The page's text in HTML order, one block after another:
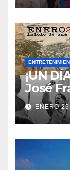
¡UN
José
Nace
Pérez
Zulia ||
ENERO